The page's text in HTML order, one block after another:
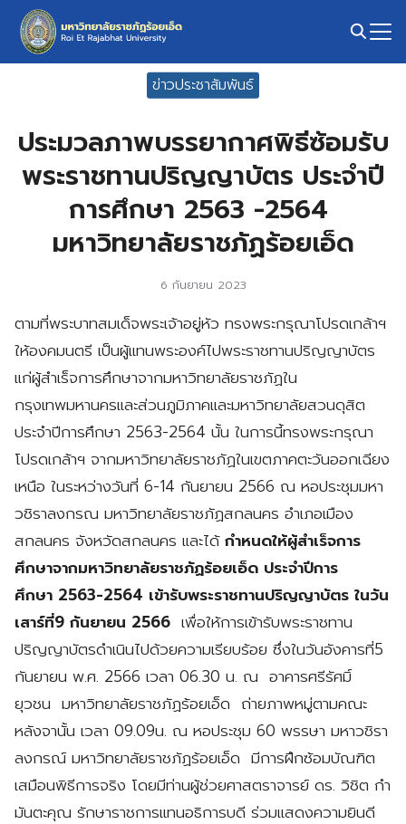
Skip
content
ข่าวประชาสัมพันธ์
ประมวลภาพบรรยากาศพิธีซ้อมรับ
พระราชทานปริญญาบัตร ประจำปี
การศึกษา 2563 -2564
มหาวิทยาลัยราชภัฏร้อยเอ็ด
6 กันยายน 2023
ตามที่พระบาทสมเด็จพระเจ้าอยู่หัว ทรงพระกรุณาโปรดเกล้าฯ
ให้องคมนตรี เป็นผู้แทนพระองค์ไปพระราชทานปริญญาบัตร
แก่ผู้สำเร็จการศึกษาจากมหาวิทยาลัยราชภัฏใน
กรุงเทพมหานครและส่วนภูมิภาคและมหาวิทยาลัยสวนดุสิต
ประจำปีการศึกษา 2563-2564 นั้น ในการนี้ทรงพระกรุณา
โปรดเกล้าฯ จากมหาวิทยาลัยราชภัฏในเขตภาคตะวันออกเฉียง
เหนือ ในระหว่างวันที่ 6-14 กันยายน 2566 ณ หอประชุมมหา
วชิราลงกรณ มหาวิทยาลัยราชภัฏสกลนคร อำเภอเมือง
สกลนคร จังหวัดสกลนคร และได้กำหนดให้ผู้สำเร็จการ
ศึกษาจากมหาวิทยาลัยราชภัฏร้อยเอ็ด ประจำปีการ
ศึกษา 2563-2564 เข้ารับพระราชทานปริญญาบัตร ในวัน
เสาร์ที่9 กันยายน 2566 เพื่อให้การเข้ารับพระราชทาน
ปริญญาบัตรดำเนินไปด้วยความเรียบร้อย ซึ่งในวันอังคารที่5
กันยายน พ.ศ. 2566 เวลา 06.30 น. ณ อาคารศรีรัศมิ์
ยุวชน มหาวิทยาลัยราชภัฏร้อยเอ็ด ถ่ายภาพหมู่ตามคณะ
หลังจานั้น เวลา 09.09น. ณ หอประชุม 60 พรรษา มหาวชิรา
ลงกรณ์ มหาวิทยาลัยราชภัฏร้อยเอ็ด มีการฝึกซ้อมบัณฑิต
เสมือนพิธีการจริง โดยมีท่านผู้ช่วยศาสตราจารย์ ดร. วิชิต กำ
มันตะคุณ รักษาราชการแทนอธิการบดี ร่วมแสดงความยินดี